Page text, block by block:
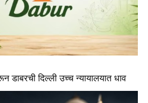
डाबरची दिल्ली उच्च न्यायालयात धाव